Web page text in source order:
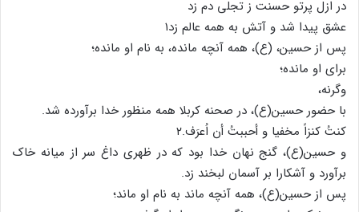
در ازل پرتو حسنت ز تجلی دم زد
عشق پیدا شد و آتش به همه عالم زد۱
پس از حسین، (ع)، همه آنچه مانده، به نام او مانده؛
برای او مانده؛
وگرنه،
با حضور حسین(ع)، در صحنه کربلا همه منظور خدا برآورده شد.
کنتُ کنزاً مخفیا و أحببتُ أن اُعرَف.۲
و حسین(ع)، گنج نهان خدا بود که در ظهری داغ سر از میانه خاک
برآورد و آشکارا بر آسمان لبخند زد.
پس از حسین(ع)، همه آنچه ماند به نام او ماند؛